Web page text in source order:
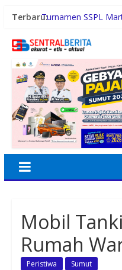
Terbaru:Turnamen SSPL
PETI Perbatasan
Semarak HUT ke-81
Nuansa Merah Putih
BRI BO Sudirman
Pembukaan Koperasi
CLEAR Bagikan Tips
Sehat Seperti
Mobil
Rumah
Peristiwa
Sumut